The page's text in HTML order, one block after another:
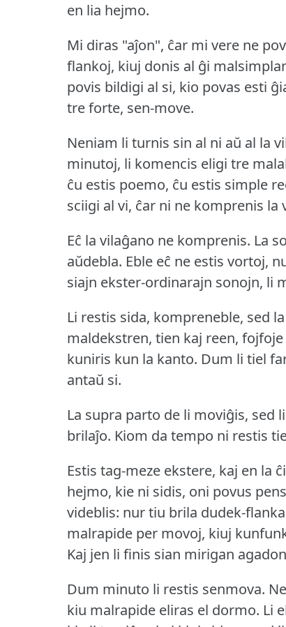
en lia hejmo.
Mi diras "aĵon", ĉar mi vere ne
flankoj, kiuj donis al ĝi
povis bildigi al si, kio povas esti
tre forte, sen-move.
Neniam li turnis sin al ni aŭ al la
minutoj, li komencis eligi tre
ĉu estis poemo, ĉu estis simple
sciigi al vi, ĉar ni ne komprenis la
Eĉ la vilaĝano ne komprenis. La
aŭdebla. Eble eĉ ne estis vortoj,
siajn ekster-ordinarajn sonojn, li
Li restis sida, kompreneble, sed
maldekstren, tien kaj reen,
kuniris kun la kanto. Dum li tiel
antaŭ si.
La supra parto de li moviĝis, sed
brilaĵo. Kiom da tempo ni restis
Estis tag-meze ekstere, kaj en la
hejmo, kie ni sidis, oni povus
videblis: nur tiu brila dudek-
malrapide per movoj, kiuj
Kaj jen li finis sian mirigan
Dum minuto li restis senmova.
kiu malrapide eliras el dormo. Li